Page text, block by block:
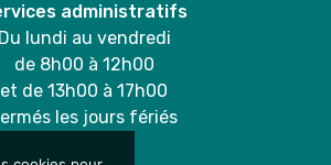
administratifs
Du lundi au vendredi
de 8h00 à 12h00
et de 13h00 à 17h00
les jours fériés